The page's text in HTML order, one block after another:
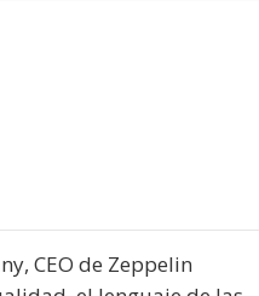
CEO de Zeppelin